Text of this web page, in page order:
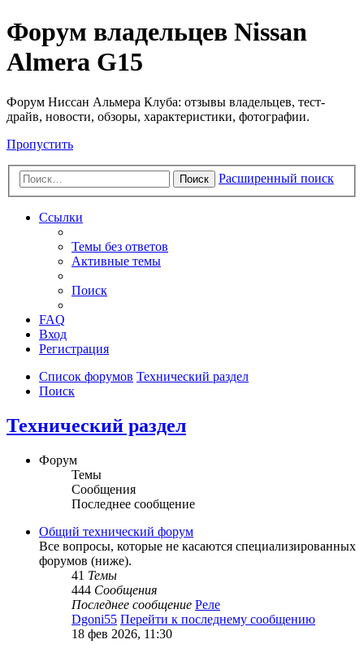
Форум владельцев Nissan
Almera G15
Форум Ниссан Альмера Клуба: отзывы владельцев, тест-
драйв, новости, обзоры, характеристики, фотографии.
Пропустить
Поиск Расширенный поиск
Ссылки
Темы без ответов
Активные темы
Поиск
FAQ
Вход
Регистрация
Список форумов Технический раздел
Поиск
Технический раздел
Форум
Темы
Сообщения
Последнее сообщение
Общий технический форум
Все вопросы, которые не касаются специализированных
форумов (ниже).
41 Темы
444 Сообщения
Последнее сообщение Реле
Dgoni55 Перейти к последнему сообщению
18 фев 2026, 11:30